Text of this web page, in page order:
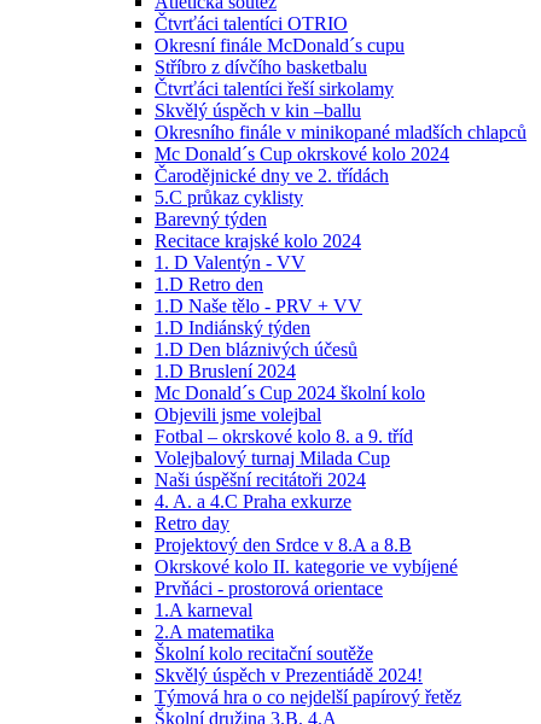
Čtvrťáci talentíci OTRIO
Okresní finále McDonald´s cupu
Stříbro z dívčího basketbalu
Čtvrťáci talentíci řeší sirkolamy
Skvělý úspěch v kin –ballu
Okresního finále v minikopané mladších chlapců
Mc Donald´s Cup okrskové kolo 2024
Čarodějnické dny ve 2. třídách
5.C průkaz cyklisty
Barevný týden
Recitace krajské kolo 2024
1. D Valentýn - VV
1.D Retro den
1.D Naše tělo - PRV + VV
1.D Indiánský týden
1.D Den bláznivých účesů
1.D Bruslení 2024
Mc Donald´s Cup 2024 školní kolo
Objevili jsme volejbal
Fotbal – okrskové kolo 8. a 9. tříd
Volejbalový turnaj Milada Cup
Naši úspěšní recitátoři 2024
4. A. a 4.C Praha exkurze
Retro day
Projektový den Srdce v 8.A a 8.B
Okrskové kolo II. kategorie ve vybíjené
Prvňáci - prostorová orientace
1.A karneval
2.A matematika
Školní kolo recitační soutěže
Skvělý úspěch v Prezentiádě 2024!
Týmová hra o co nejdelší papírový řetěz
Školní družina 3.B, 4.A